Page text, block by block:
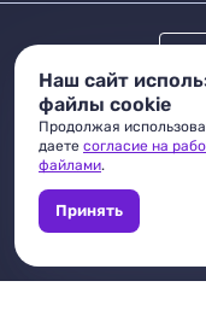
8 (846) 211-
Copyright © 2008-
Все права
ИНН 6321416763,
Наш сайт
файлы cookie
Продолжая
даете согласие на
файлами.
Принять